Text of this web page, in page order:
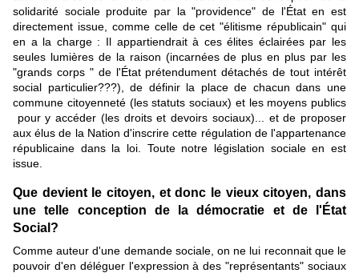
solidarité sociale produite par la "providence" de l'État en est
directement issue, comme celle de cet "élitisme républicain" qui
en a la charge : Il appartiendrait à ces élites éclairées par les
seules lumières de la raison (incarnées de plus en plus par les
"grands corps " de l'État prétendument détachés de tout intérêt
social particulier???), de définir la place de chacun dans une
commune citoyenneté (les statuts sociaux) et les moyens publics
pour y accéder (les droits et devoirs sociaux)... et de proposer
aux élus de la Nation d'inscrire cette régulation de l'appartenance
républicaine dans la loi. Toute notre législation sociale en est
issue.
Que devient le citoyen, et donc le vieux citoyen, dans
une telle conception de la démocratie et de l'État
Social?
Comme auteur d'une demande sociale, on ne lui reconnait que le
pouvoir d'en déléguer l'expression à des "représentants" sociaux